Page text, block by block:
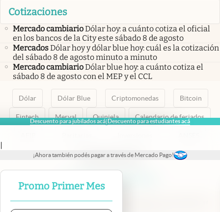
Descuento para jubilados acá|Descuento para estudiantes acá
|
¡Ahora también podés pagar a través de Mercado Pago!
Promo Primer Mes
Cotizaciones
Mercado cambiarioDólar hoy: a cuánto cotiza el oficial
en los bancos de la City este sábado 8 de agosto
MercadosDólar hoy y dólar blue hoy: cuál es la cotización
del sábado 8 de agosto minuto a minuto
Mercado cambiarioDólar blue hoy: a cuánto cotiza el
sábado 8 de agosto con el MEP y el CCL
Dólar Dólar Blue Criptomonedas Bitcoin
Fintech Merval Quiniela Calendario de feriados
abre en nueva pestaña
abre en nueva pestaña
abre en nueva pestaña
abre en nueva pestaña
abre en nueva pestaña